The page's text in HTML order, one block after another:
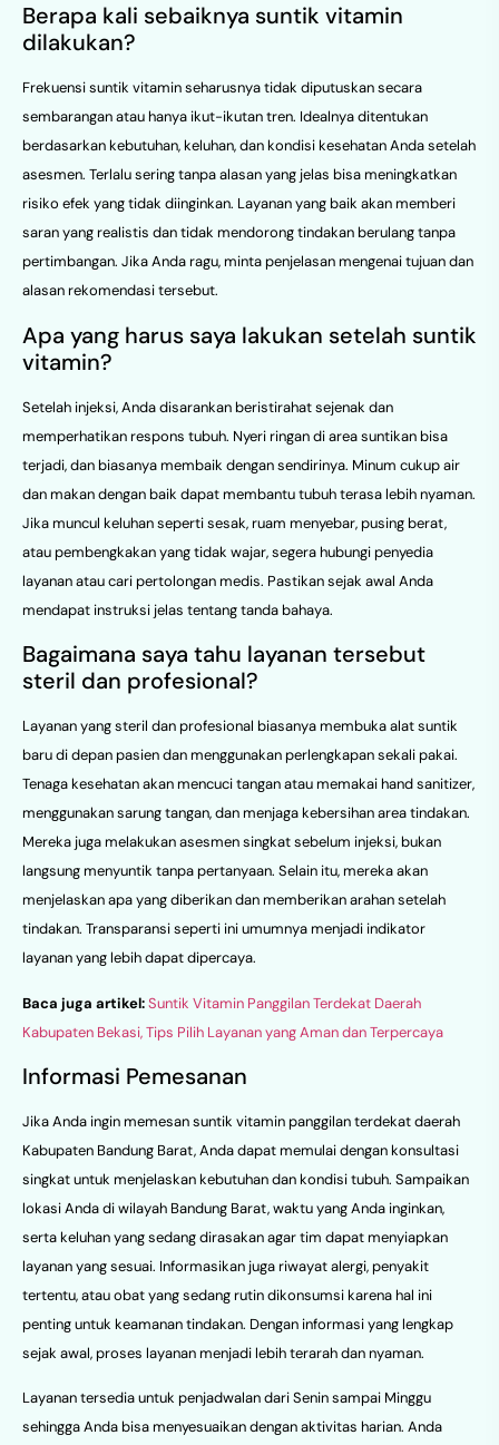
Berapa kali sebaiknya suntik vitamin
dilakukan?
Frekuensi suntik vitamin seharusnya tidak diputuskan secara
sembarangan atau hanya ikut-ikutan tren. Idealnya ditentukan
berdasarkan kebutuhan, keluhan, dan kondisi kesehatan Anda setelah
asesmen. Terlalu sering tanpa alasan yang jelas bisa meningkatkan
risiko efek yang tidak diinginkan. Layanan yang baik akan memberi
saran yang realistis dan tidak mendorong tindakan berulang tanpa
pertimbangan. Jika Anda ragu, minta penjelasan mengenai tujuan dan
alasan rekomendasi tersebut.
Apa yang harus saya lakukan setelah suntik
vitamin?
Setelah injeksi, Anda disarankan beristirahat sejenak dan
memperhatikan respons tubuh. Nyeri ringan di area suntikan bisa
terjadi, dan biasanya membaik dengan sendirinya. Minum cukup air
dan makan dengan baik dapat membantu tubuh terasa lebih nyaman.
Jika muncul keluhan seperti sesak, ruam menyebar, pusing berat,
atau pembengkakan yang tidak wajar, segera hubungi penyedia
layanan atau cari pertolongan medis. Pastikan sejak awal Anda
mendapat instruksi jelas tentang tanda bahaya.
Bagaimana saya tahu layanan tersebut
steril dan profesional?
Layanan yang steril dan profesional biasanya membuka alat suntik
baru di depan pasien dan menggunakan perlengkapan sekali pakai.
Tenaga kesehatan akan mencuci tangan atau memakai hand sanitizer,
menggunakan sarung tangan, dan menjaga kebersihan area tindakan.
Mereka juga melakukan asesmen singkat sebelum injeksi, bukan
langsung menyuntik tanpa pertanyaan. Selain itu, mereka akan
menjelaskan apa yang diberikan dan memberikan arahan setelah
tindakan. Transparansi seperti ini umumnya menjadi indikator
layanan yang lebih dapat dipercaya.
Baca juga artikel:Suntik Vitamin Panggilan Terdekat Daerah
Kabupaten Bekasi, Tips Pilih Layanan yang Aman dan Terpercaya
Informasi Pemesanan
Jika Anda ingin memesan suntik vitamin panggilan terdekat daerah
Kabupaten Bandung Barat, Anda dapat memulai dengan konsultasi
singkat untuk menjelaskan kebutuhan dan kondisi tubuh. Sampaikan
lokasi Anda di wilayah Bandung Barat, waktu yang Anda inginkan,
serta keluhan yang sedang dirasakan agar tim dapat menyiapkan
layanan yang sesuai. Informasikan juga riwayat alergi, penyakit
tertentu, atau obat yang sedang rutin dikonsumsi karena hal ini
penting untuk keamanan tindakan. Dengan informasi yang lengkap
sejak awal, proses layanan menjadi lebih terarah dan nyaman.
Layanan tersedia untuk penjadwalan dari Senin sampai Minggu
sehingga Anda bisa menyesuaikan dengan aktivitas harian. Anda